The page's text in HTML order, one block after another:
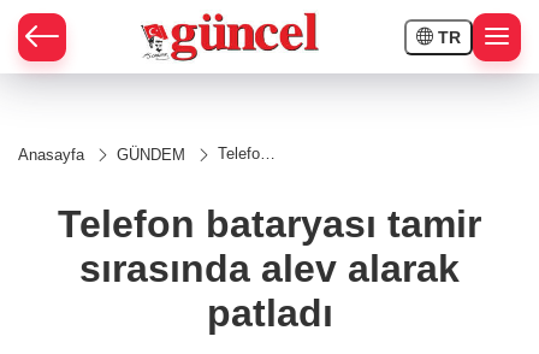
TR
Anasayfa GÜNDEM
Telefon
sırasında
alev
patladı
Telefon bataryası tamir
sırasında alev alarak
patladı